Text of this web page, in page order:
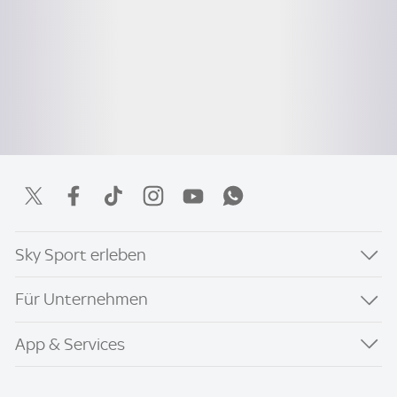
Sky Sport erleben
Für Unternehmen
App & Services